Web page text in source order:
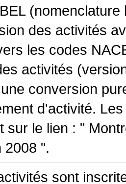
des activités
les codes
activités
conversion
d'activité.
sur le lien : "
2008 ".
sont